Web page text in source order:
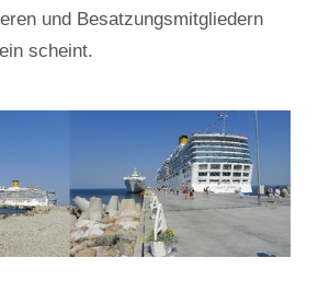
und Besatzungsmitgliedern
scheint.